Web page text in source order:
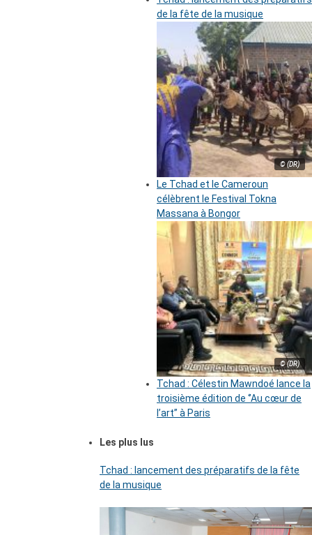
de la fête de la musique
© (DR)
Le Tchad et le Cameroun
célèbrent le Festival Tokna
Massana à Bongor
© (DR)
Tchad : Célestin Mawndoé lance la
troisième édition de ‘’Au cœur de
l’art’’ à Paris
Les plus lus
Tchad : lancement des préparatifs de la fête
de la musique